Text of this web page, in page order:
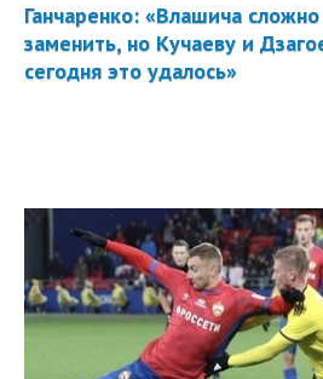
Ганчаренко: «Влашича сложно
заменить, но Кучаеву и
сегодня это удалось»